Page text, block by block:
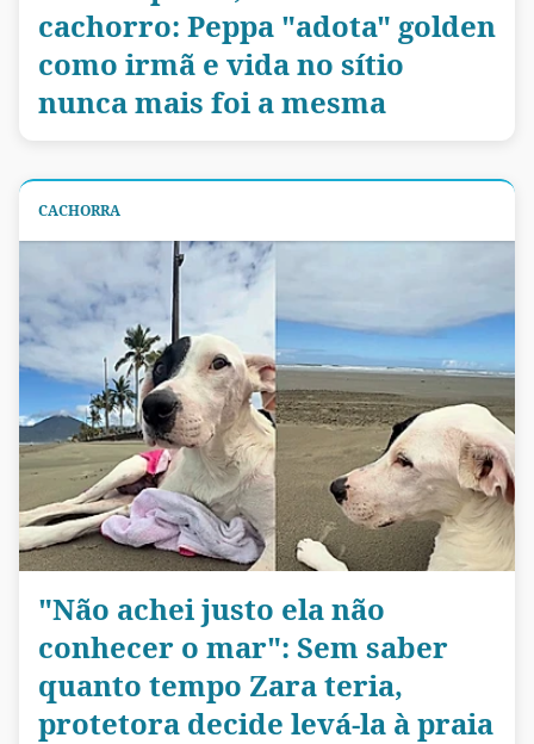
cachorro: Peppa "adota" golden
como irmã e vida no sítio
nunca mais foi a mesma
CACHORRA
"Não achei justo ela não
conhecer o mar": Sem saber
quanto tempo Zara teria,
protetora decide levá-la à praia